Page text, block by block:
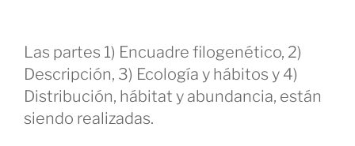
Las partes 1) Encuadre filogenético, 2)
Descripción, 3) Ecología y hábitos y 4)
Distribución, hábitat y abundancia, están
siendo realizadas.